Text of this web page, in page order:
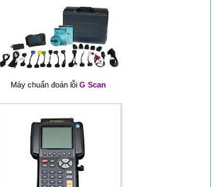
Máy chuẩn đoán lỗi G Scan